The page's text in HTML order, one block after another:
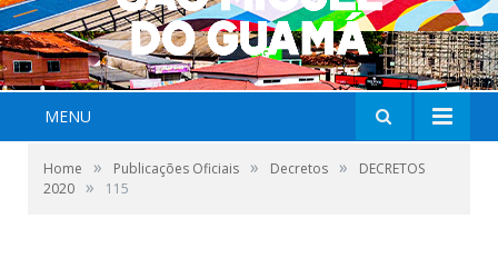
MENU
Home » Publicações Oficiais » Decretos »
DECRETOS
2020 » 115